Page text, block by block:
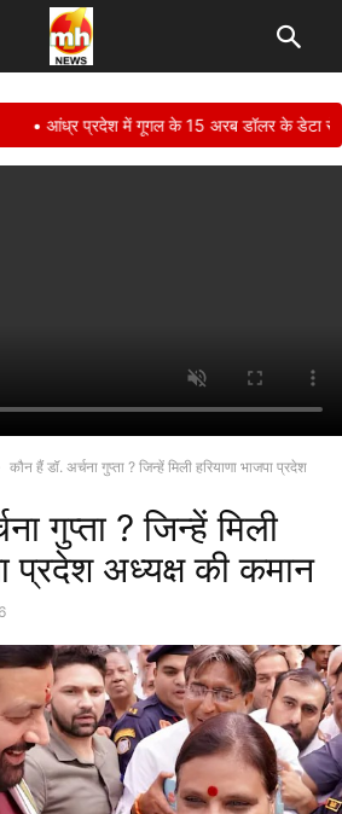
• आंध्र प्रदेश में गूगल के 15 अरब डॉलर के डेटा सेंटर
कौन हैं डॉ. अर्चना गुप्ता ? जिन्हें मिली हरियाणा भाजपा प्रदेश
गुप्ता ? जिन्हें मिली
प्रदेश अध्यक्ष की कमान